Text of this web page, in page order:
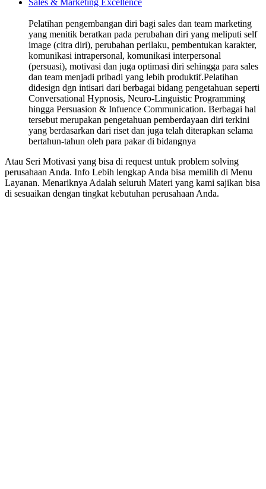
Sales & Marketing Excellence
Pelatihan pengembangan diri bagi sales dan team marketing
yang menitik beratkan pada perubahan diri yang meliputi self
image (citra diri), perubahan perilaku, pembentukan karakter,
komunikasi intrapersonal, komunikasi interpersonal
(persuasi), motivasi dan juga optimasi diri sehingga para sales
dan team menjadi pribadi yang lebih produktif.Pelatihan
didesign dgn intisari dari berbagai bidang pengetahuan seperti
Conversational Hypnosis, Neuro-Linguistic Programming
hingga Persuasion & Infuence Communication. Berbagai hal
tersebut merupakan pengetahuan pemberdayaan diri terkini
yang berdasarkan dari riset dan juga telah diterapkan selama
bertahun-tahun oleh para pakar di bidangnya
Atau Seri Motivasi yang bisa di request untuk problem solving
perusahaan Anda. Info Lebih lengkap Anda bisa memilih di Menu
Layanan. Menariknya Adalah seluruh Materi yang kami sajikan bisa
di sesuaikan dengan tingkat kebutuhan perusahaan Anda.